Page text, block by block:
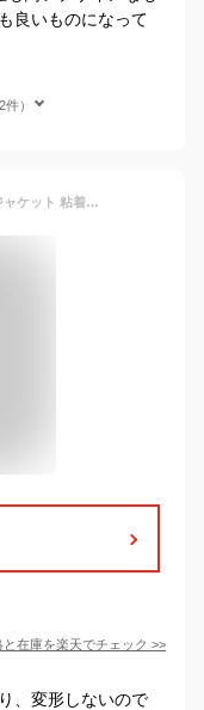
良いものになって
）
3ペア入り 肩パッド フォーマルスーツ ジャケット 粘着式 シームレス 響きにくい ボリューム 貼り付けタイプ 繰り返し使える 洋服をきれいに着る 貼る肩パット 肩アップ 透明 肌色 シリコン 柔らかい 弾性 変形しない
と在庫を楽天でチェック >>
、変形しないので